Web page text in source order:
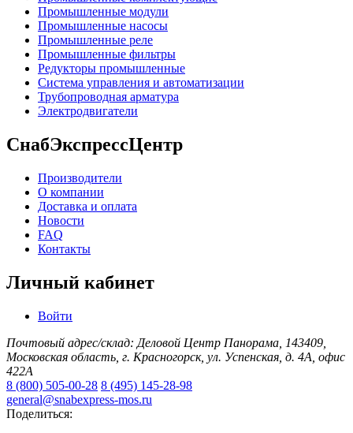
Промышленные модули
Промышленные насосы
Промышленные реле
Промышленные фильтры
Редукторы промышленные
Система управления и автоматизации
Трубопроводная арматура
Электродвигатели
СнабЭкспрессЦентр
Производители
О компании
Доставка и оплата
Новости
FAQ
Контакты
Личный кабинет
Войти
Почтовый адрес/склад: Деловой Центр Панорама, 143409,
Московская область, г. Красногорск, ул. Успенская, д. 4А, офис
422А
8 (800) 505-00-28 8 (495) 145-28-98
general@snabexpress-mos.ru
Поделиться: